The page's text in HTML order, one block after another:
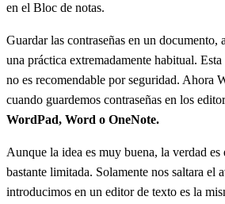
en el Bloc de notas.
Guardar las contraseñas en un documento,
una práctica extremadamente habitual.
no es recomendable por seguridad. Ahora
cuando guardemos contraseñas en los
WordPad, Word o OneNote.
Aunque la idea es muy buena, la verdad es
bastante limitada. Solamente nos saltara el
introducimos en un editor de texto es la